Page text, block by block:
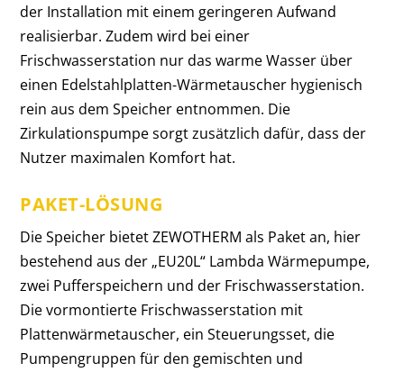
der Installation mit einem geringeren Aufwand
realisierbar. Zudem wird bei einer
Frischwasserstation nur das warme Wasser über
einen Edelstahlplatten-Wärmetauscher hygienisch
rein aus dem Speicher entnommen. Die
Zirkulationspumpe sorgt zusätzlich dafür, dass der
Nutzer maximalen Komfort hat.
PAKET-LÖSUNG
Die Speicher bietet ZEWOTHERM als Paket an, hier
bestehend aus der „EU20L“ Lambda Wärmepumpe,
zwei Pufferspeichern und der Frischwasserstation.
Die vormontierte Frischwasserstation mit
Plattenwärmetauscher, ein Steuerungsset, die
Pumpengruppen für den gemischten und